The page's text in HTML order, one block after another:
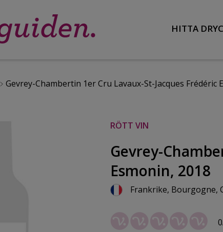
HITTA
Gevrey-Chambertin 1er Cru Lavaux-St-Jacques Frédéric
RÖTT VIN
Gevrey-
Esmonin, 2018
Frankrike, Bourgogne,